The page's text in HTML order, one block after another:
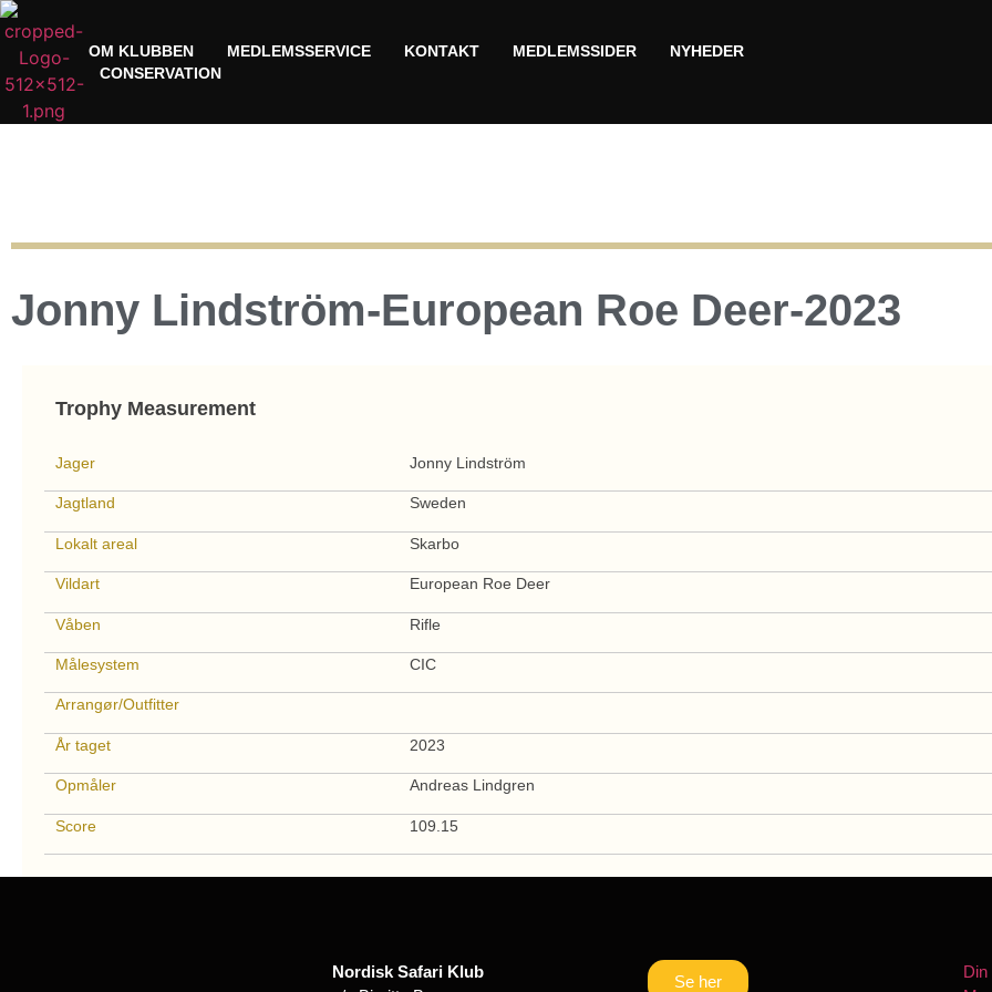
OM KLUBBEN MEDLEMSSERVICE KONTAKT MEDLEMSSIDER
NYHEDER
CONSERVATION
Jonny Lindström-European Roe Deer-2023
Trophy Measurement
Jager Jonny Lindström
Jagtland Sweden
Lokalt areal Skarbo
Vildart European Roe Deer
Våben Rifle
Målesystem CIC
Arrangør/Outfitter
År taget 2023
Opmåler Andreas Lindgren
Score 109.15
Nordisk Safari Klub
Se her
Din